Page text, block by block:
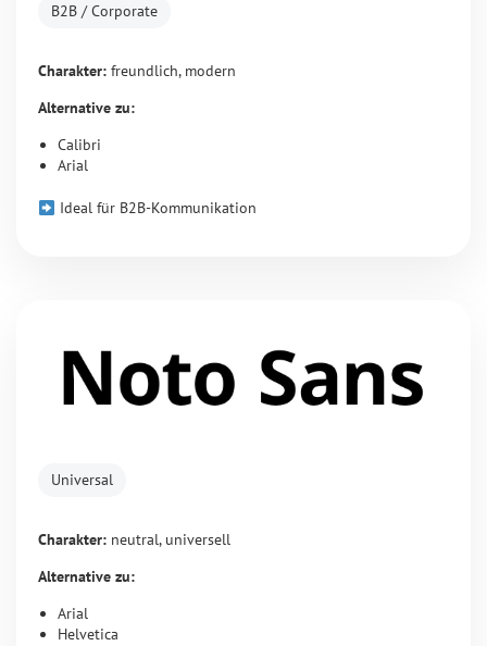
B2B / Corporate
Charakter: freundlich, modern
Alternative zu:
Calibri
Arial
Ideal für B2B-Kommunikation
Universal
Charakter: neutral, universell
Alternative zu:
Arial
Helvetica